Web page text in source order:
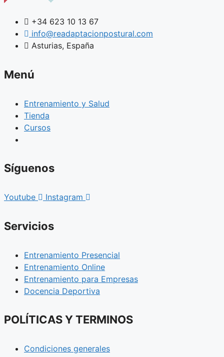
+34 623 10 13 67
info@readaptacionpostural.com
Asturias, España
Menú
Entrenamiento y Salud
Tienda
Cursos
Síguenos
Youtube Instagram
Servicios
Entrenamiento Presencial
Entrenamiento Online
Entrenamiento para Empresas
Docencia Deportiva
POLÍTICAS Y TERMINOS
Condiciones generales